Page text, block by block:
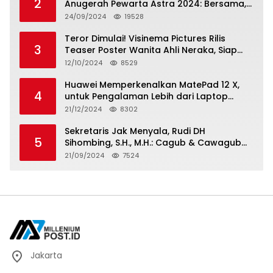
2
Anugerah Pewarta Astra 2024: Bersama,
Berkarya, Berkelanjutan
24/09/2024 19528
3
Teror Dimulai! Visinema Pictures Rilis
Teaser Poster Wanita Ahli Neraka, Siap
Tayang di Bioskop 14 November 2024
12/10/2024 8529
4
Huawei Memperkenalkan MatePad 12 X,
untuk Pengalaman Lebih dari Laptop
dengan Layar Ultra Bright dan Desain
Standar Baru untuk Produktivitas di Mana
Saja
21/12/2024 8302
5
Sekretaris Jak Menyala, Rudi DH
Sihombing, S.H., M.H.: Cagub & Cawagub
DKI Jakarta Pramono Anung dan Rano
21/09/2024 7524
Jakarta